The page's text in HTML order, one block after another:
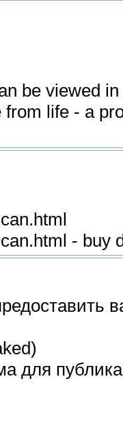
be viewed
from life - a
- buy
для